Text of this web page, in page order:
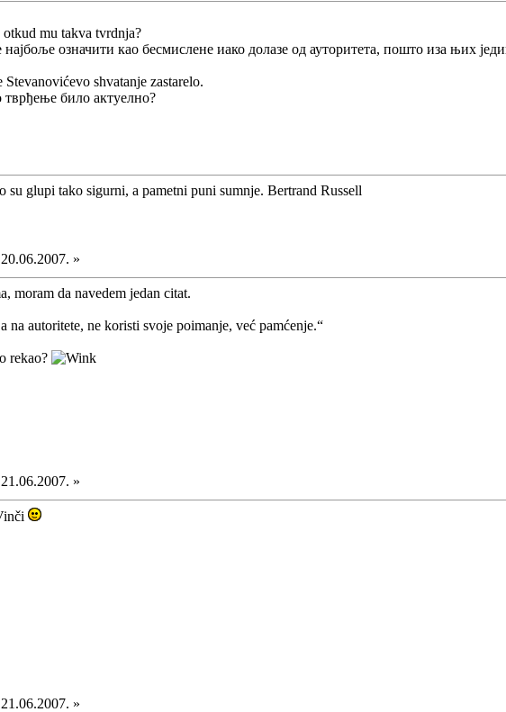
mu takva tvrdnja?
означити као бесмислене иако долазе од ауторитета, пошто иза њих
shvatanje zastarelo.
било актуелно?
su glupi tako sigurni, a pametni puni sumnje. Bertrand Russell
»
moram da navedem jedan citat.
na autoritete, ne koristi svoje poimanje, već pamćenje.“
rekao?
»
»